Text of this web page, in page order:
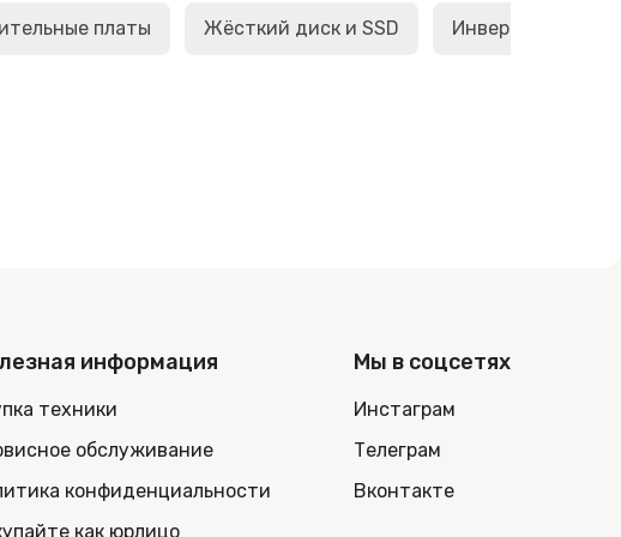
платы Жёсткий диск и SSD Инверторы
информация
техники
обслуживание
конфиденциальности
как юрлицо
Мы в соцсетях
Инстаграм
Телеграм
Вконтакте